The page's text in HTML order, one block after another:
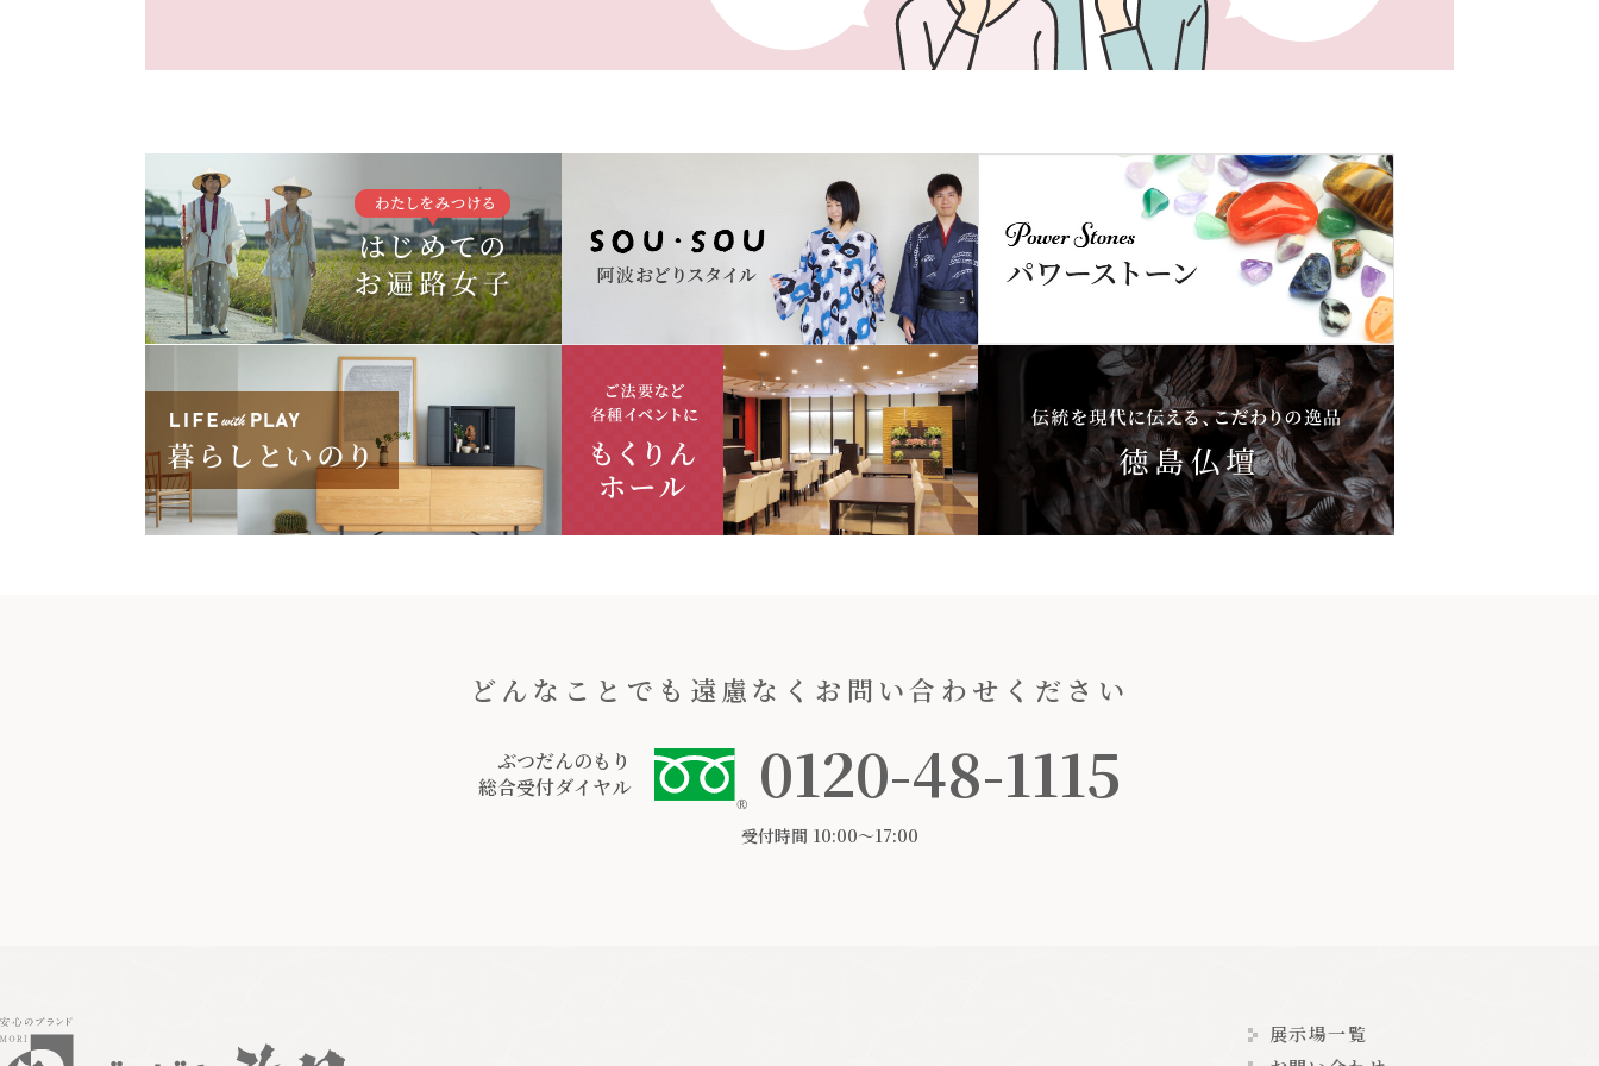
どんなことでも遠慮なくお問い合わせください
ぶつだんのもり
総合受付ダイヤル
0120-48-1115
受付時間 10:00〜17:00
展示場一覧